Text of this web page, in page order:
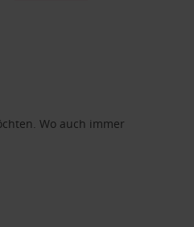
Wo auch immer